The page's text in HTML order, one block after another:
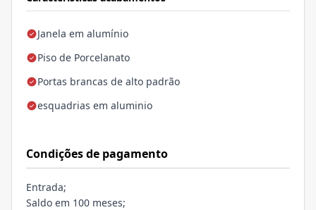
Janela em alumínio
Piso de Porcelanato
Portas brancas de alto padrão
esquadrias em aluminio
Condições de pagamento
Entrada;
Saldo em 100 meses;